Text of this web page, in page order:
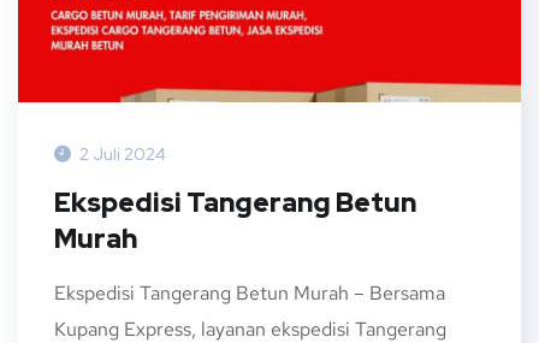
2 Juli 2024
Ekspedisi Tangerang Betun
Murah
Ekspedisi Tangerang Betun Murah – Bersama
Kupang Express, layanan ekspedisi Tangerang